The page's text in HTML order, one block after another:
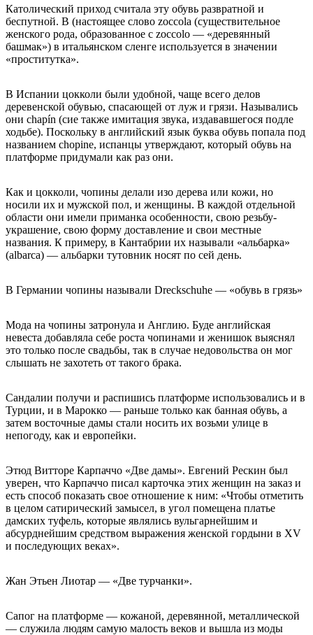
Католический приход считала эту обувь развратной и
беспутной. В (настоящее слово zoccola (существительное
женского рода, образованное с zoccolo — «деревянный
башмак») в итальянском сленге используется в значении
«проститутка».
В Испании цокколи были удобной, чаще всего делов
деревенской обувью, спасающей от луж и грязи. Назывались
они chapín (сие также имитация звука, издававшегося подле
ходьбе). Поскольку в английский язык буква обувь попала под
названием chopine, испанцы утверждают, который обувь на
платформе придумали как раз они.
Как и цокколи, чопины делали изо дерева или кожи, но
носили их и мужской пол, и женщины. В каждой отдельной
области они имели приманка особенности, свою резьбу-
украшение, свою форму доставление и свои местные
названия. К примеру, в Кантабрии их называли «альбарка»
(albarca) — альбарки тутовник носят по сей день.
В Германии чопины называли Dreckschuhe — «обувь в грязь»
Мода на чопины затронула и Англию. Буде английская
невеста добавляла себе роста чопинами и женишок выяснял
это только после свадьбы, так в случае недовольства он мог
слышать не захотеть от такого брака.
Сандалии получи и распишись платформе использовались и в
Турции, и в Марокко — раньше только как банная обувь, а
затем восточные дамы стали носить их возьми улице в
непогоду, как и европейки.
Этюд Витторе Карпаччо «Две дамы». Евгений Рескин был
уверен, что Карпаччо писал карточка этих женщин на заказ и
есть способ показать свое отношение к ним: «Что­бы отметить
в целом сатирический замысел, в угол помещена платье
дамских туфель, которые являлись вульгарнейшим и
абсурднейшим средством выражения женской гордыни в XV
и последующих веках».
Жан Этьен Лиотар — «Две турчанки».
Сапог на платформе — кожаной, деревянной, металлической
— служила людям самую малость веков и вышла из моды